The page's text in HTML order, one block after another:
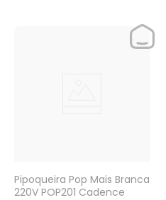
Pipoqueira Pop Mais Branca
220V POP201 Cadence